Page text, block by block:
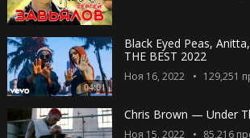
04:01
Black Eyed Peas,
THE BEST 2022
Ноя 16, 2022 129,251
Chris Brown — Under
Ноя 15, 2022 85,216